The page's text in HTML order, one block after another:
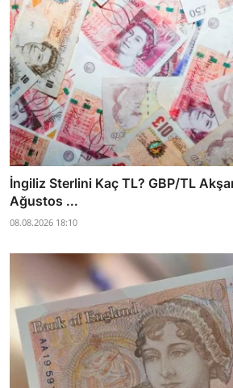
İngiliz Sterlini Kaç TL? GBP/TL
Ağustos ...
08.08.2026 18:10